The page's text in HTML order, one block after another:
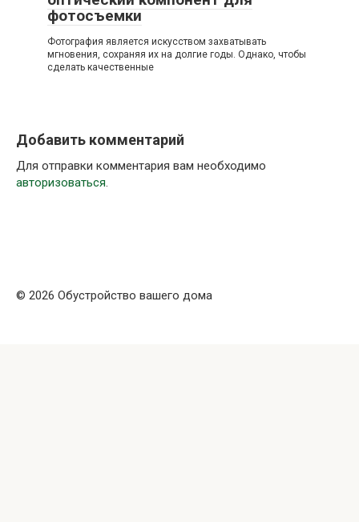
фотосъемки
Фотография является искусством захватывать
мгновения, сохраняя их на долгие годы. Однако, чтобы
сделать качественные
Добавить комментарий
Для отправки комментария вам необходимо
авторизоваться.
© 2026 Обустройство вашего дома